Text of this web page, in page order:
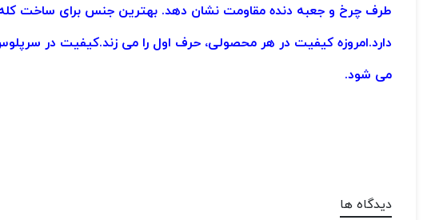
طرف چرخ و جعبه دنده مقاومت نشان دهد. بهترین جنس برای ساخت
دارد.امروزه کیفیت در هر محصولی، حرف اول را می زند.کیفیت در
می شود.
دیدگاه ها